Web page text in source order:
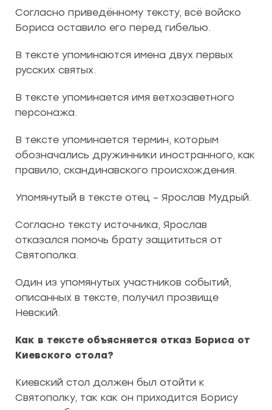
Согласно приведённому тексту, всё войско
Бориса оставило его перед гибелью.
В тексте упоминаются имена двух первых
русских святых.
В тексте упоминается имя ветхозаветного
персонажа.
В тексте упоминается термин, которым
обозначались дружинники иностранного, как
правило, скандинавского происхождения.
Упомянутый в тексте отец – Ярослав Мудрый.
Согласно тексту источника, Ярослав
отказался помочь брату защититься от
Святополка.
Один из упомянутых участников событий,
описанных в тексте, получил прозвище
Невский.
Как в тексте объясняется отказ Бориса от
Киевского стола?
Киевский стол должен был отойти к
Святополку, так как он приходится Борису